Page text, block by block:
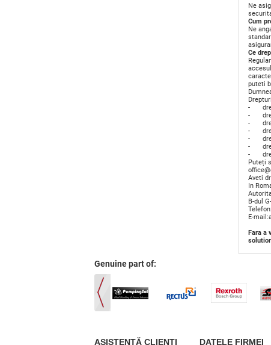
Ne
Cum
Ne
Ce
puteti
-
-
-
-
-
-
-
Puteți
Aveti
In
B-dul
E-
Fara a
Genuine part of:
ASISTENŢĂ CLIENŢI DATELE FIRMEI